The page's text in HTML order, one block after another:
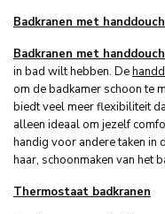
Badkranen met
Badkranen met
in bad wilt hebben. De
om de badkamer schoon te
biedt veel meer flexibiliteit
alleen ideaal om jezelf
handig voor andere taken in
haar, schoonmaken van het
Thermostaat badkranen